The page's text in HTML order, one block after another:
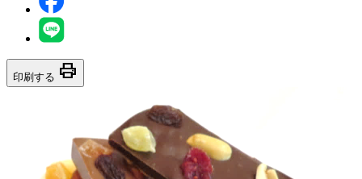
印刷する print